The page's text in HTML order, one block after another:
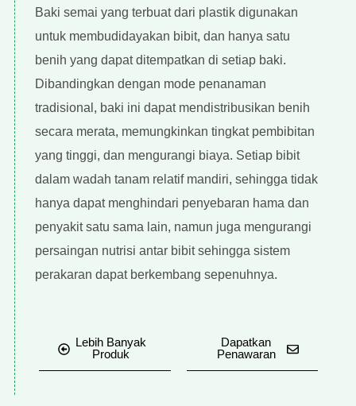
Baki semai yang terbuat dari plastik digunakan
untuk membudidayakan bibit, dan hanya satu
benih yang dapat ditempatkan di setiap baki.
Dibandingkan dengan mode penanaman
tradisional, baki ini dapat mendistribusikan benih
secara merata, memungkinkan tingkat pembibitan
yang tinggi, dan mengurangi biaya. Setiap bibit
dalam wadah tanam relatif mandiri, sehingga tidak
hanya dapat menghindari penyebaran hama dan
penyakit satu sama lain, namun juga mengurangi
persaingan nutrisi antar bibit sehingga sistem
perakaran dapat berkembang sepenuhnya.
Lebih Banyak
Produk
Dapatkan
Penawaran